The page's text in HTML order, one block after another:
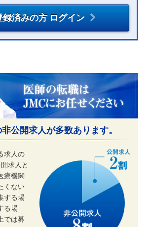
録済みの方 ログイン
公開求人が多数あります。
求人の
求人と
療機関
くない
する場
る場
では募